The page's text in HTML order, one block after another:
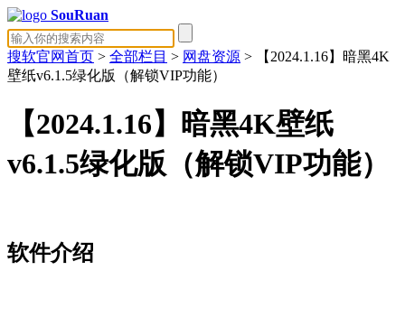
SouRuan
搜软官网首页 > 全部栏目 > 网盘资源 > 【2024.1.16】暗黑4K
壁纸v6.1.5绿化版（解锁VIP功能）
【2024.1.16】暗黑4K壁纸
v6.1.5绿化版（解锁VIP功能）
软件介绍